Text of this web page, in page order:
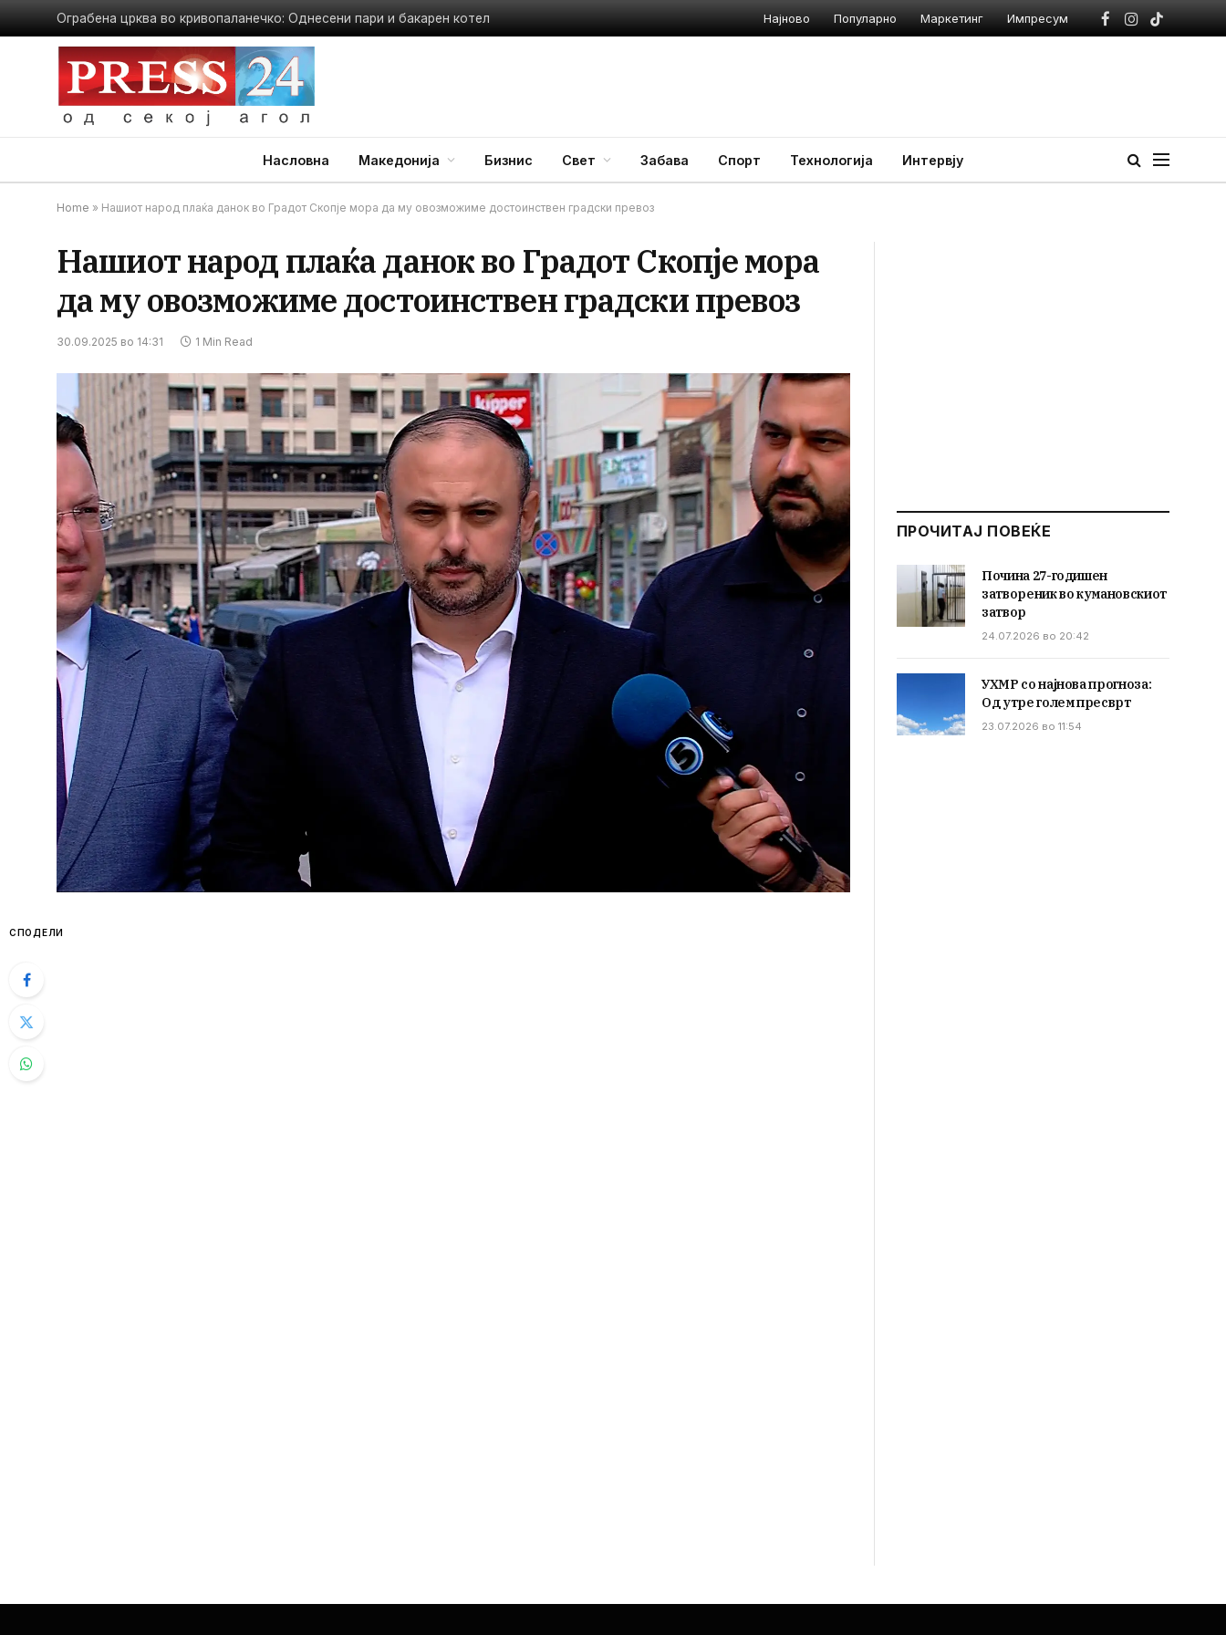
Ограбена црква во кривопаланечко: Однесени пари и бакарен котел Најново Популарно Маркетинг Импресум
Facebook
Instagram
TikTok
Насловна Македонија Бизнис Свет Забава Спорт Технологија Интервју
Home » Нашиот народ плаќа данок во Градот Скопје мора да му овозможиме достоинствен градски превоз
Нашиот народ плаќа данок во Градот Скопје мора
да му овозможиме достоинствен градски превоз
30.09.2025 во 14:31 1 Min Read
СПОДЕЛИ
ПРОЧИТАЈ ПОВЕЌЕ
Почина 27-годишен
затвореник во кумановскиот
затвор
24.07.2026 во 20:42
УХМР со најнова прогноза:
Од утре голем пресврт
23.07.2026 во 11:54